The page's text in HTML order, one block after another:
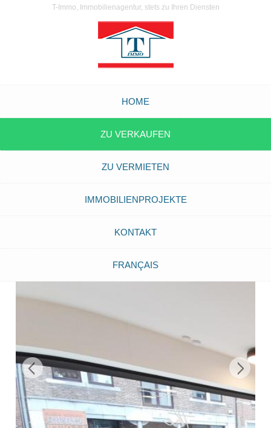
T-Immo, Immobilienagentur, stets zu Ihren Diensten
HOME
ZU VERKAUFEN
ZU VERMIETEN
IMMOBILIENPROJEKTE
KONTAKT
FRANÇAIS